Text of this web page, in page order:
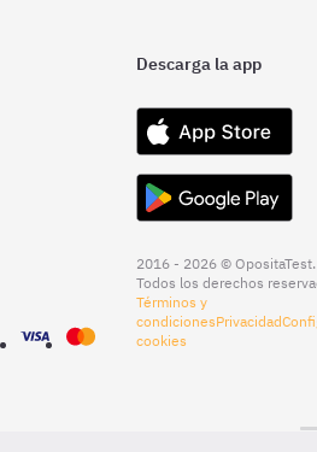
Descarga la app
2016 - 2026 © OpositaTest.
Todos los derechos
Términos y
condicionesPrivacidad
cookies